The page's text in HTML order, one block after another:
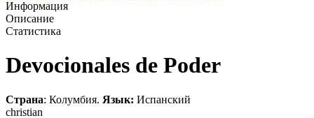
Информация
Описание
Статистика
Devocionales de Poder
Страна: Колумбия. Язык: Испанский
christian